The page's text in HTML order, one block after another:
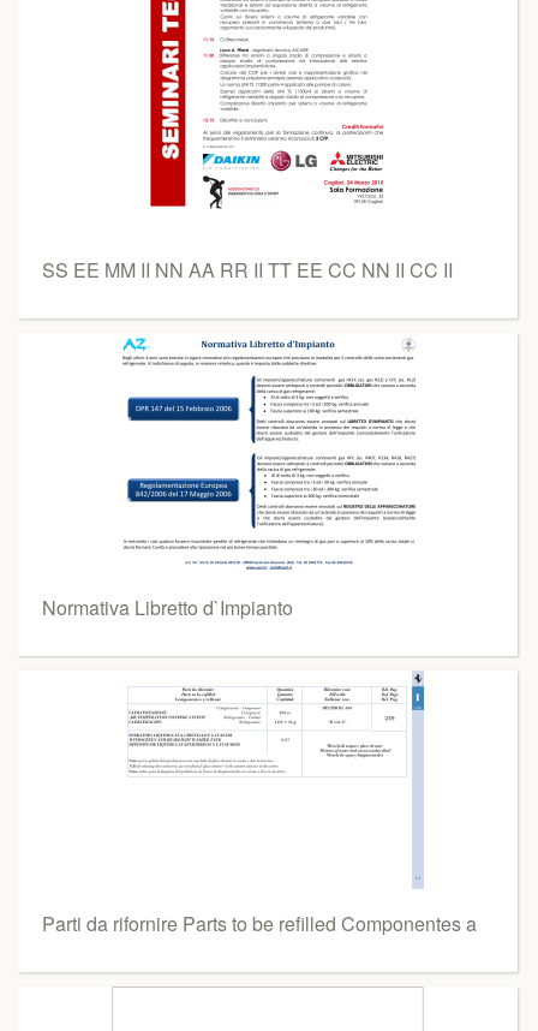
SS EE MM II NN AA RR II TT EE CC NN II CC II
Normativa Libretto d`Impianto
Parti da rifornire Parts to be refilled Componentes a